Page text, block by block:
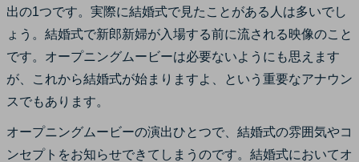
サポート
カスタマーサポート
ブランド紹介
購入する ログイン
出の1つです。実際に結婚式で見たことがある人は多いでし
ょう。結婚式で新郎新婦が入場する前に流される映像のこと
です。オープニングムービーは必要ないようにも思えます
が、これから結婚式が始まりますよ、という重要なアナウン
スでもあります。
オープニングムービーの演出ひとつで、結婚式の雰囲気やコ
ンセプトをお知らせできてしまうのです。結婚式においてオ